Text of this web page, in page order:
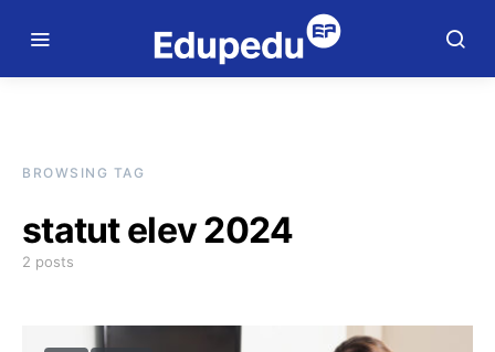
BROWSING TAG
statut elev 2024
2 posts